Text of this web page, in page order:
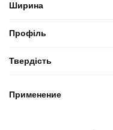
Ширина
Профіль
Твердість
Применение